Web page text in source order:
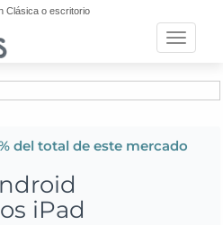
Clásica o escritorio
Toggle
del total de este mercado
iPad